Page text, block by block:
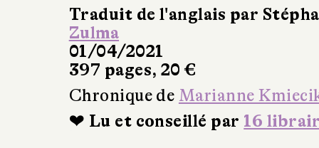
Traduit de l'anglais par
Zulma
01/04/2021
397 pages, 20 €
Chronique de Marianne
❤ Lu et conseillé par 16